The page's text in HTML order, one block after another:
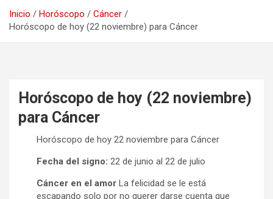
Inicio Horóscopo
Cáncer
Horóscopo de hoy (22 noviembre) para Cáncer
Horóscopo de hoy (22 noviembre)
para Cáncer
Horóscopo de hoy 22 noviembre para Cáncer
Fecha del signo: 22 de junio al 22 de julio
Cáncer en el amor La felicidad se le está
escapando solo por no querer darse cuenta que